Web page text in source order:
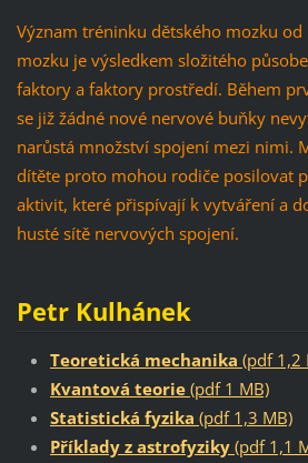
Význam tréninku dětského mozku od
mozku je výsledkem složitého
faktory a faktory prostředí. Během
se již žádné nové nervové buňky
narůstá množství spojení mezi nimi.
dítěte proto mohou rodiče posilovat
aktivit, které přispívají k vytváření a
husté sítě nervových spojení.
Petr Kulhánek
Teoretická mechanika (pdf 1,2
Kvantová teorie(pdf 1 MB)
Statistická fyzika (pdf 1,3 MB)
Příklady z astrofyziky(pdf 1,1